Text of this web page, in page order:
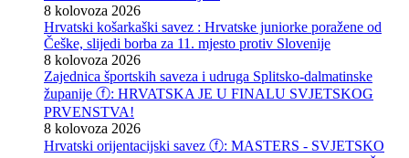
8 kolovoza 2026
Hrvatski košarkaški savez : Hrvatske juniorke poražene od
Češke, slijedi borba za 11. mjesto protiv Slovenije
8 kolovoza 2026
Zajednica športskih saveza i udruga Splitsko-dalmatinske
županije ⓕ: HRVATSKA JE U FINALU SVJETSKOG
PRVENSTVA!
8 kolovoza 2026
Hrvatski orijentacijski savez ⓕ: MASTERS - SVJETSKO